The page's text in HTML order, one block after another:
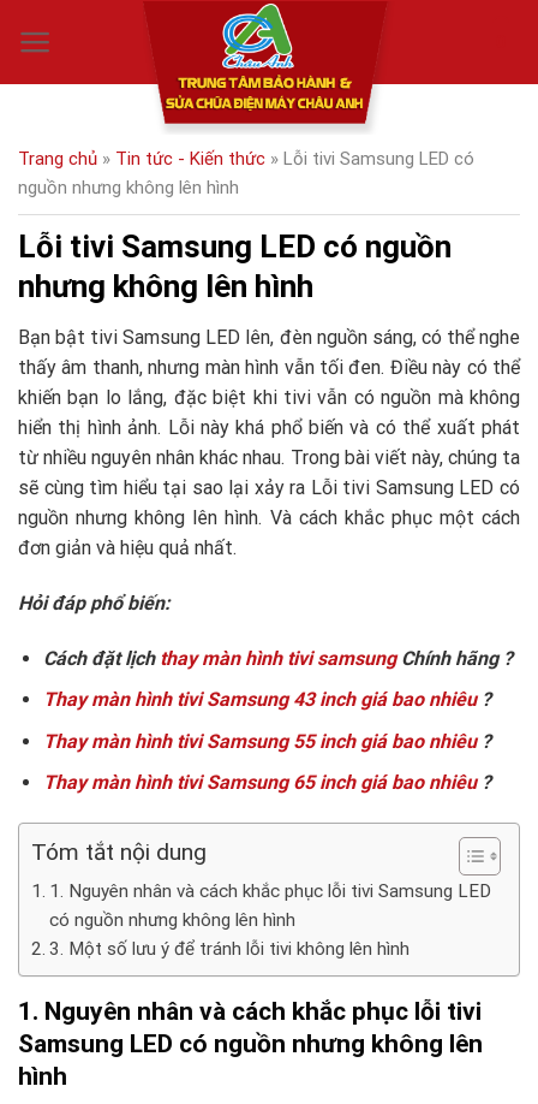
Trang chủ » Tin tức - Kiến thức » Lỗi tivi Samsung LED có
nguồn nhưng không lên hình
Lỗi tivi Samsung LED có nguồn
nhưng không lên hình
Bạn bật tivi Samsung LED lên, đèn nguồn sáng, có thể nghe
thấy âm thanh, nhưng màn hình vẫn tối đen. Điều này có thể
khiến bạn lo lắng, đặc biệt khi tivi vẫn có nguồn mà không
hiển thị hình ảnh. Lỗi này khá phổ biến và có thể xuất phát
từ nhiều nguyên nhân khác nhau. Trong bài viết này, chúng ta
sẽ cùng tìm hiểu tại sao lại xảy ra Lỗi tivi Samsung LED có
nguồn nhưng không lên hình. Và cách khắc phục một cách
đơn giản và hiệu quả nhất.
Hỏi đáp phổ biến:
Cách đặt lịch thay màn hình tivi samsungChính hãng ?
Thay màn hình tivi Samsung 43 inch giá bao nhiêu?
Thay màn hình tivi Samsung 55 inch giá bao nhiêu?
Thay màn hình tivi Samsung 65 inch giá bao nhiêu?
Tóm tắt nội dung
1. Nguyên nhân và cách khắc phục lỗi tivi Samsung LED
có nguồn nhưng không lên hình
3. Một số lưu ý để tránh lỗi tivi không lên hình
1. Nguyên nhân và cách khắc phục lỗi tivi
Samsung LED có nguồn nhưng không lên
hình